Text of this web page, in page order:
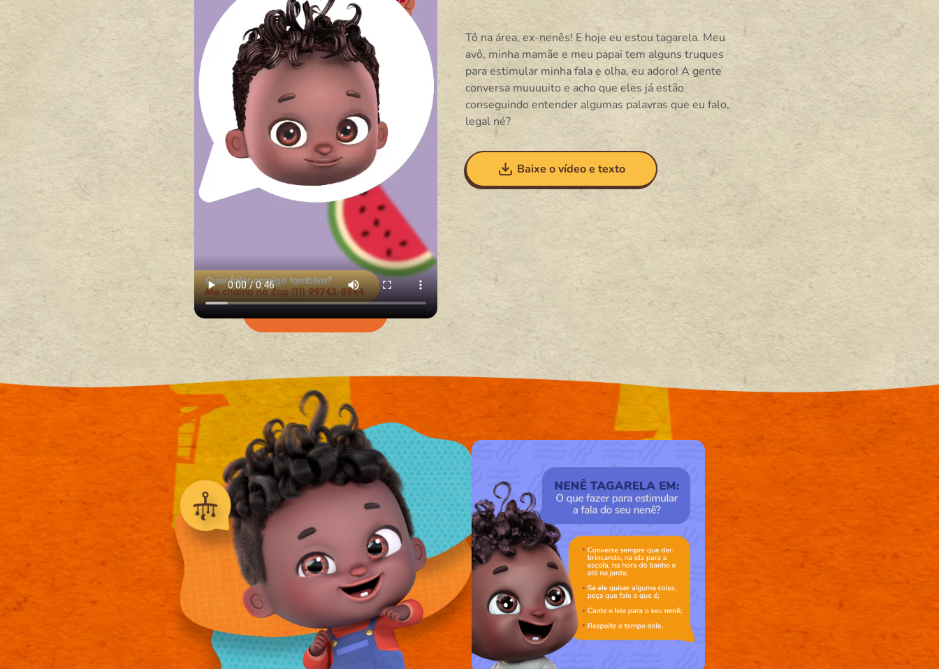
Tô na área, ex-nenês! E hoje eu estou tagarela. Meu
avô, minha mamãe e meu papai tem alguns truques
para estimular minha fala e olha, eu adoro! A gente
conversa muuuuito e acho que eles já estão
conseguindo entender algumas palavras que eu falo,
legal né?
Baixe o vídeo e texto